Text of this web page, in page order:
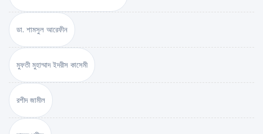
ডা. শামসুল আরেফীন
মুফতী মুহাম্মাদ ইদরীস কাসেমী
রশীদ জামীল